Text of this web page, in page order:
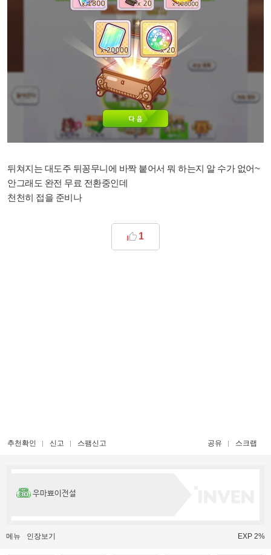
뒤쳐지는 대도주 뒤꽁무니에 바짝 붙어서 뭐 하는지 알 수가 없어~
안그래도 완전 무료 전환중인데
천천히 접을 준비나
1
추천확인 신고 스팸신고 공유 스크랩
우마뾰이전설
메뉴 인장보기 EXP 2%